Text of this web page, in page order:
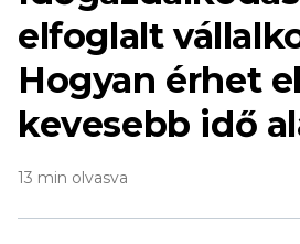
elfoglalt
Hogyan érhet
kevesebb idő
13 min olvasva